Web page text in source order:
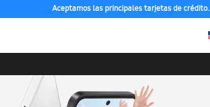
Aceptamos las principales tarjetas de crédito.